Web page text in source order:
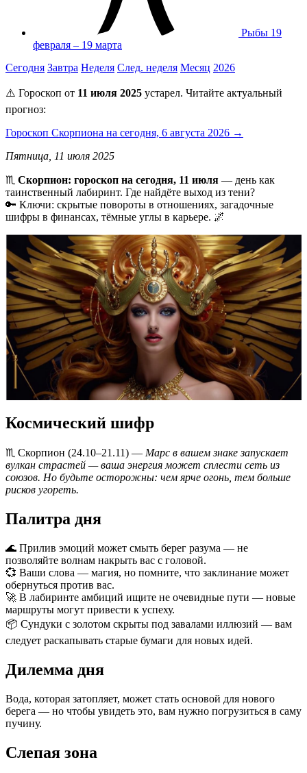
Рыбы 19
февраля – 19 марта
Сегодня Завтра Неделя След. неделя Месяц 2026
⚠️ Гороскоп от 11 июля 2025 устарел. Читайте актуальный
прогноз:
Гороскоп Скорпиона на сегодня, 6 августа 2026 →
Пятница, 11 июля 2025
♏️ Скорпион: гороскоп на сегодня, 11 июля — день как
таинственный лабиринт. Где найдёте выход из тени?
🔑 Ключи: скрытые повороты в отношениях, загадочные
шифры в финансах, тёмные углы в карьере. 🌌
Космический шифр
♏️ Скорпион (24.10–21.11) — Марс в вашем знаке запускает
вулкан страстей — ваша энергия может сплести сеть из
союзов. Но будьте осторожны: чем ярче огонь, тем больше
рисков угореть.
Палитра дня
🌊 Прилив эмоций может смыть берег разума — не
позволяйте волнам накрыть вас с головой.
💞 Ваши слова — магия, но помните, что заклинание может
обернуться против вас.
🚀 В лабиринте амбиций ищите не очевидные пути — новые
маршруты могут привести к успеху.
📦 Сундуки с золотом скрыты под завалами иллюзий — вам
следует раскапывать старые бумаги для новых идей.
Дилемма дня
Вода, которая затопляет, может стать основой для нового
берега — но чтобы увидеть это, вам нужно погрузиться в саму
пучину.
Слепая зона